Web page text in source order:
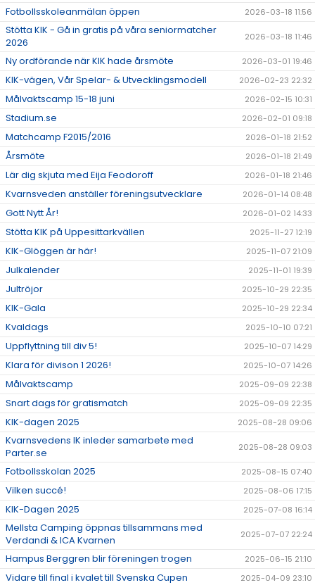
Fotbollsskoleanmälan öppen 2026-03-18 11:56
Stötta KIK - Gå in gratis på våra seniormatcher
2026
2026-03-18 11:46
Ny ordförande när KIK hade årsmöte 2026-03-01 19:46
KIK-vägen, Vår Spelar- & Utvecklingsmodell 2026-02-23 22:32
Målvaktscamp 15-18 juni 2026-02-15 10:31
Stadium.se 2026-02-01 09:18
Matchcamp F2015/2016 2026-01-18 21:52
Årsmöte 2026-01-18 21:49
Lär dig skjuta med Eija Feodoroff 2026-01-18 21:46
Kvarnsveden anställer föreningsutvecklare 2026-01-14 08:48
Gott Nytt År! 2026-01-02 14:33
Stötta KIK på Uppesittarkvällen 2025-11-27 12:19
KIK-Glöggen är här! 2025-11-07 21:09
Julkalender 2025-11-01 19:39
Jultröjor 2025-10-29 22:35
KIK-Gala 2025-10-29 22:34
Kvaldags 2025-10-10 07:21
Uppflyttning till div 5! 2025-10-07 14:29
Klara för divison 1 2026! 2025-10-07 14:26
Målvaktscamp 2025-09-09 22:38
Snart dags för gratismatch 2025-09-09 22:35
KIK-dagen 2025 2025-08-28 09:06
Kvarnsvedens IK inleder samarbete med
Parter.se
2025-08-28 09:03
Fotbollsskolan 2025 2025-08-15 07:40
Vilken succé! 2025-08-06 17:15
KIK-Dagen 2025 2025-07-08 16:14
Mellsta Camping öppnas tillsammans med
Verdandi & ICA Kvarnen
2025-07-07 22:24
Hampus Berggren blir föreningen trogen 2025-06-15 21:10
Vidare till final i kvalet till Svenska Cupen 2025-04-09 23:10